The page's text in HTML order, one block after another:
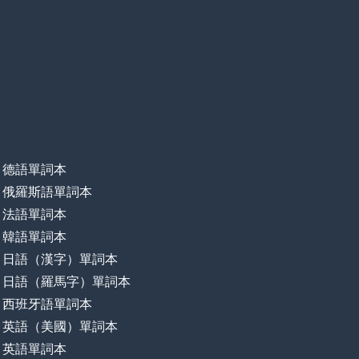
德語單詞本
俄羅斯語單詞本
法語單詞本
韓語單詞本
日語（漢字）單詞本
日語（羅馬字）單詞本
西班牙語單詞本
英語（美國）單詞本
英語單詞本